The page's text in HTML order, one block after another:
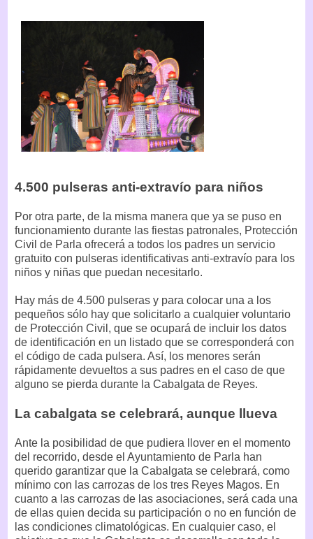
4.500 pulseras anti-extravío para niños
Por otra parte, de la misma manera que ya se puso en
funcionamiento durante las fiestas patronales, Protección
Civil de Parla ofrecerá a todos los padres un servicio
gratuito con pulseras identificativas anti-extravío para los
niños y niñas que puedan necesitarlo.
Hay más de 4.500 pulseras y para colocar una a los
pequeños sólo hay que solicitarlo a cualquier voluntario
de Protección Civil, que se ocupará de incluir los datos
de identificación en un listado que se corresponderá con
el código de cada pulsera. Así, los menores serán
rápidamente devueltos a sus padres en el caso de que
alguno se pierda durante la Cabalgata de Reyes.
La cabalgata se celebrará, aunque llueva
Ante la posibilidad de que pudiera llover en el momento
del recorrido, desde el Ayuntamiento de Parla han
querido garantizar que la Cabalgata se celebrará, como
mínimo con las carrozas de los tres Reyes Magos. En
cuanto a las carrozas de las asociaciones, será cada una
de ellas quien decida su participación o no en función de
las condiciones climatológicas. En cualquier caso, el